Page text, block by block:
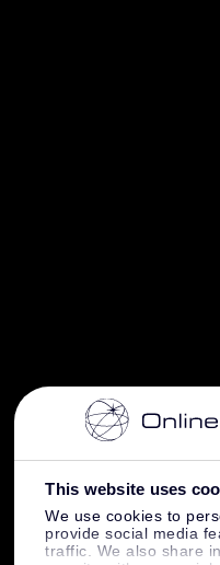
This website uses
We use cookies to
provide social media
traffic. We also share